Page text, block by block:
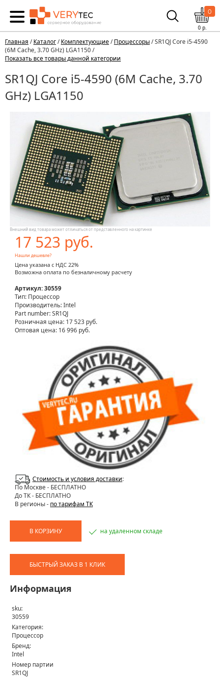
0
0р.
Главная /Каталог/Комплектующие/Процессоры/ SR1QJ Core i5-4590
(6M Cache, 3.70 GHz) LGA1150 /
Показать все товары данной категории
SR1QJ Core i5-4590 (6M Cache, 3.70
GHz) LGA1150
Внешний вид товара может отличаться от представленного на картинке
17 523 руб.
Нашли дешевле?
Цена указана с НДС 22%
Возможна оплата по безналичному расчету
Артикул: 30559
Тип: Процессор
Производитель: Intel
Part number: SR1QJ
Розничная цена: 17 523 руб.
Оптовая цена: 16 996 руб.
Стоимость и условия доставки:
По Москве- БЕСПЛАТНО
До ТК - БЕСПЛАТНО
В регионы - по тарифам ТК
В КОРЗИНУ на удаленном складе
БЫСТРЫЙ ЗАКАЗ В 1 КЛИК
Информация
sku:
30559
Категория:
Процессор
Бренд:
Intel
Номер партии
SR1QJ